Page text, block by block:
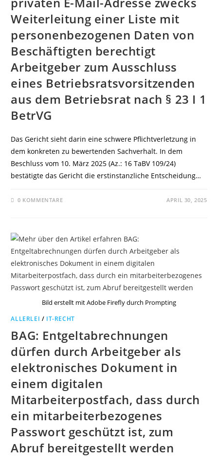
Weiterleitung einer Liste mit
personenbezogenen Daten von
Beschäftigten berechtigt
Arbeitgeber zum Ausschluss
eines Betriebsratsvorsitzenden
aus dem Betriebsrat nach § 23 I 1
BetrVG
Das Gericht sieht darin eine schwere Pflichtverletzung in
dem konkreten zu bewertenden Sachverhalt. In dem
Beschluss vom 10. März 2025 (Az.: 16 TaBV 109/24)
bestätigte das Gericht die erstinstanzliche Entscheidung…
0 KOMMENTARE APRIL 30, 2025
Bild erstellt mit Adobe Firefly durch Prompting
ALLERLEI / IT-RECHT
BAG: Entgeltabrechnungen
dürfen durch Arbeitgeber als
elektronisches Dokument in
einem digitalen
Mitarbeiterpostfach, dass durch
ein mitarbeiterbezogenes
Passwort geschützt ist, zum
Abruf bereitgestellt werden